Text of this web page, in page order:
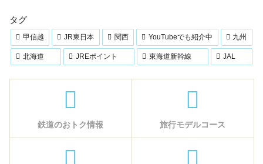
タグ
甲信越 JR東日本 関西 YouTubeでも紹介中 九州
北海道 JREポイント 東海道新幹線 JAL
鉄道のおトク情報 旅行モデルコース